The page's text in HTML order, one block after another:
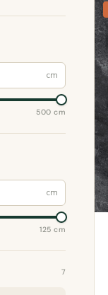
cm
500 cm
cm
125 cm
7